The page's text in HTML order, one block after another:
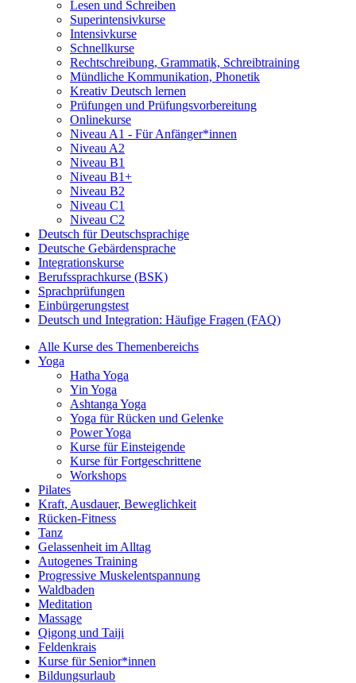
Lesen und Schreiben
Superintensivkurse
Intensivkurse
Schnellkurse
Rechtschreibung, Grammatik, Schreibtraining
Mündliche Kommunikation, Phonetik
Kreativ Deutsch lernen
Prüfungen und Prüfungsvorbereitung
Onlinekurse
Niveau A1 - Für Anfänger*innen
Niveau A2
Niveau B1
Niveau B1+
Niveau B2
Niveau C1
Niveau C2
Deutsch für Deutschsprachige
Deutsche Gebärdensprache
Integrationskurse
Berufssprachkurse (BSK)
Sprachprüfungen
Einbürgerungstest
Deutsch und Integration: Häufige Fragen (FAQ)
Alle Kurse des Themenbereichs
Yoga
Hatha Yoga
Yin Yoga
Ashtanga Yoga
Yoga für Rücken und Gelenke
Power Yoga
Kurse für Einsteigende
Kurse für Fortgeschrittene
Workshops
Pilates
Kraft, Ausdauer, Beweglichkeit
Rücken-Fitness
Tanz
Gelassenheit im Alltag
Autogenes Training
Progressive Muskelentspannung
Waldbaden
Meditation
Massage
Qigong und Taiji
Feldenkrais
Kurse für Senior*innen
Bildungsurlaub